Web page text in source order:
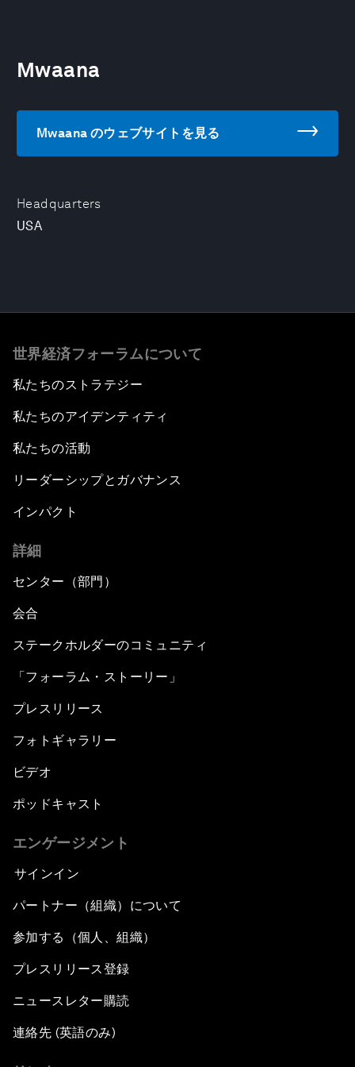
Headquarters
USA
Mwaana
Mwaana のウェブサイトを見る
世界経済フォーラムについて
私たちのストラテジー
私たちのアイデンティティ
私たちの活動
リーダーシップとガバナンス
インパクト
詳細
センター（部門）
会合
ステークホルダーのコミュニティ
「フォーラム・ストーリー」
プレスリリース
フォトギャラリー
ビデオ
ポッドキャスト
エンゲージメント
サインイン
パートナー（組織）について
参加する（個人、組織）
プレスリリース登録
ニュースレター購読
連絡先 (英語のみ)